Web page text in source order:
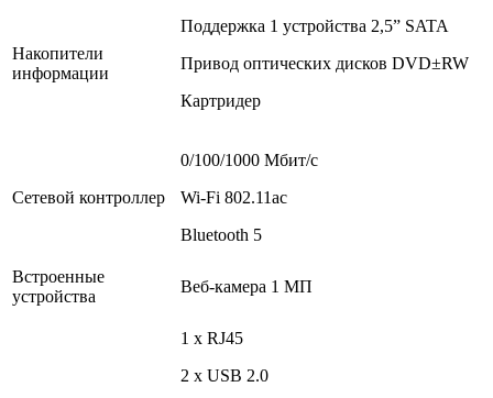
Накопители
информации
Поддержка 1 устройства 2,5” SATA
Привод оптических дисков DVD±RW
Картридер
Сетевой контроллер
0/100/1000 Мбит/с
Wi-Fi 802.11ac
Bluetooth 5
Встроенные
устройства
Веб-камера 1 МП
1 x RJ45
2 x USB 2.0